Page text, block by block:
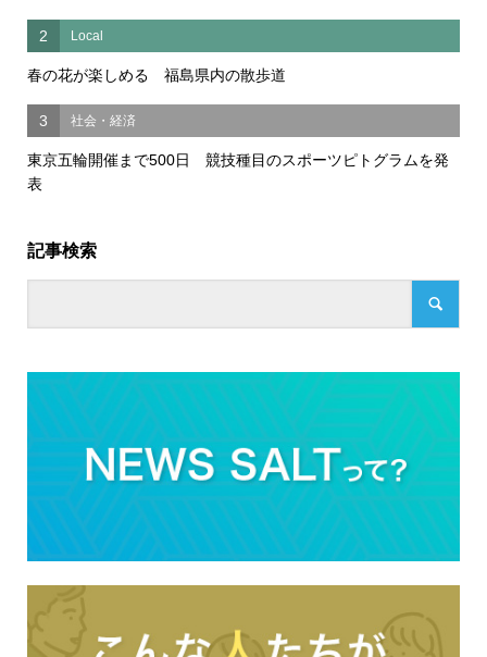
2 Local
春の花が楽しめる 福島県内の散歩道
3 社会・経済
東京五輪開催まで500日 競技種目のスポーツピトグラムを発
表
記事検索